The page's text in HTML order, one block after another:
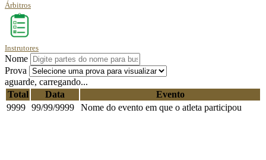
Árbitros
Instrutores
Nome
Prova
aguarde, carregando...
Total
Data
Evento
9999 99/99/9999 Nome do evento em que o atleta participou